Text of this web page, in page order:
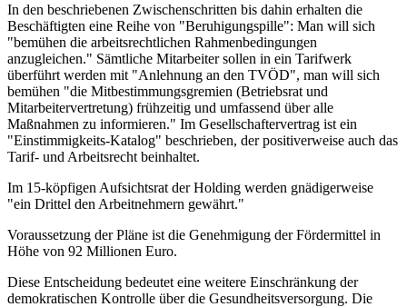
In den beschriebenen Zwischenschritten bis dahin erhalten die
Beschäftigten eine Reihe von "Beruhigungspille": Man will sich
"bemühen die arbeitsrechtlichen Rahmenbedingungen
anzugleichen." Sämtliche Mitarbeiter sollen in ein Tarifwerk
überführt werden mit "Anlehnung an den TVÖD", man will sich
bemühen "die Mitbestimmungsgremien (Betriebsrat und
Mitarbeitervertretung) frühzeitig und umfassend über alle
Maßnahmen zu informieren." Im Gesellschaftervertrag ist ein
"Einstimmigkeits-Katalog" beschrieben, der positiverweise auch das
Tarif- und Arbeitsrecht beinhaltet.
Im 15-köpfigen Aufsichtsrat der Holding werden gnädigerweise
"ein Drittel den Arbeitnehmern gewährt."
Voraussetzung der Pläne ist die Genehmigung der Fördermittel in
Höhe von 92 Millionen Euro.
Diese Entscheidung bedeutet eine weitere Einschränkung der
demokratischen Kontrolle über die Gesundheitsversorgung. Die